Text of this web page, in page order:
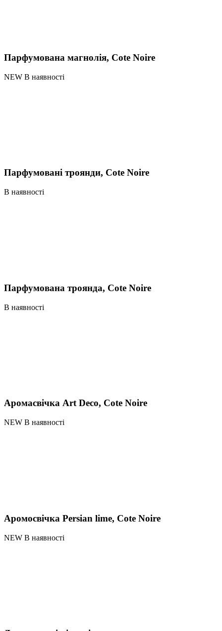
Парфумована магнолія, Cote Noire
NEW В наявності
Парфумовані троянди, Cote Noire
В наявності
Парфумована троянда, Cote Noire
В наявності
Аромасвічка Art Deco, Cote Noire
NEW В наявності
Аромосвічка Persian lime, Cote Noire
NEW В наявності